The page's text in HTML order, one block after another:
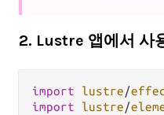
2. Lustre 앱에서 사
import lustre/
import
lustre/